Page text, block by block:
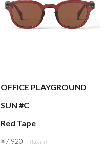
OFFICE PLAYGROUND
SUN #C
Red Tape
¥7,920